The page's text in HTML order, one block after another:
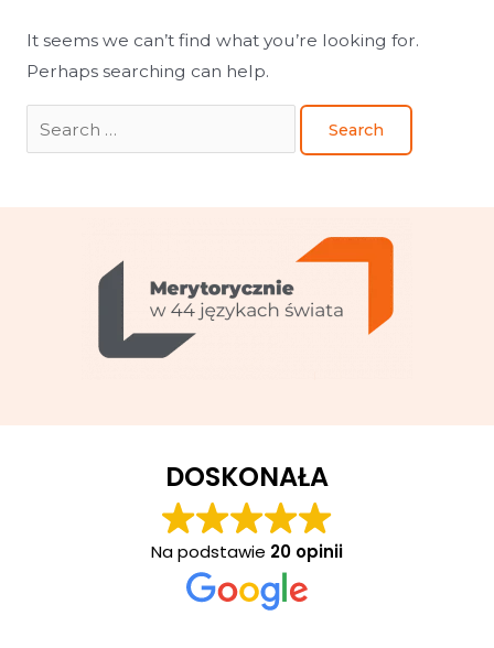
It seems we can’t find what you’re looking for.
Perhaps searching can help.
DOSKONAŁA
Na podstawie 20 opinii